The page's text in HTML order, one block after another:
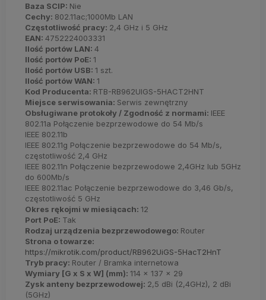
Baza SCIP: Nie
Cechy: 802.11ac;1000Mb LAN
Częstotliwość pracy: 2,4 GHz i 5 GHz
EAN: 4752224003331
Ilość portów LAN: 4
Ilość portów PoE: 1
Ilość portów USB: 1 szt.
Ilość portów WAN: 1
Kod Producenta: RTB-RB962UIGS-5HACT2HNT
Miejsce serwisowania: Serwis zewnętrzny
Obsługiwane protokoły / Zgodność z normami: IEEE
802.11a Połączenie bezprzewodowe do 54 Mb/s
IEEE 802.11b
IEEE 802.11g Połączenie bezprzewodowe do 54 Mb/s,
częstotliwość 2,4 GHz
IEEE 802.11n Połączenie bezprzewodowe 2,4GHz lub 5GHz
do 600Mb/s
IEEE 802.11ac Połączenie bezprzewodowe do 3,46 Gb/s,
częstotliwość 5 GHz
Okres rękojmi w miesiącach: 12
Port PoE: Tak
Rodzaj urządzenia bezprzewodowego: Router
Strona o towarze:
https://mikrotik.com/product/RB962UiGS-5HacT2HnT
Tryb pracy: Router / Bramka internetowa
Wymiary [G x S x W] (mm): 114 x 137 x 29
Zysk anteny bezprzewodowej: 2,5 dBi (2,4GHz), 2 dBi
(5GHz)